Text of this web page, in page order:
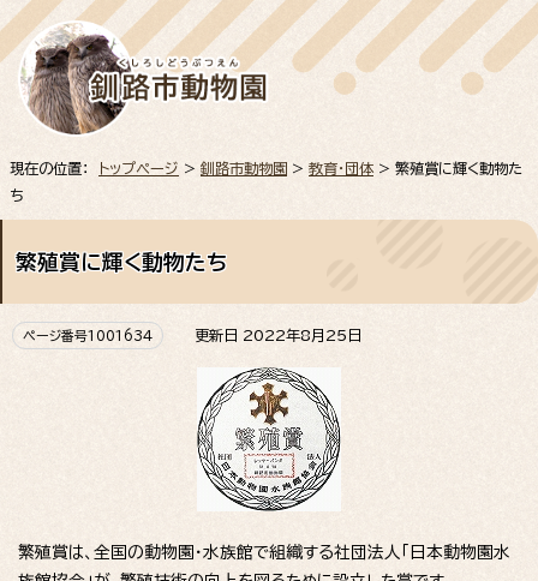
現在の位置： トップページ > 釧路市動物園 > 教育・団体 > 繁殖賞に輝く動物た
ち
繁殖賞に輝く動物たち
ページ番号1001634 更新日 2022年8月25日
繁殖賞は、全国の動物園・水族館で組織する社団法人「日本動物園水